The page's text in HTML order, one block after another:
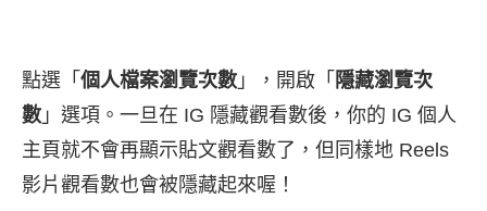
點選「 個人檔案瀏覽次數 」，開啟「 隱藏瀏覽次
數 」選項。一旦在 IG 隱藏觀看數後，你的 IG 個人
主頁就不會再顯示貼文觀看數了，但同樣地 Reels
影片觀看數也會被隱藏起來喔！